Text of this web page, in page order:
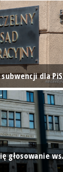
dla PiS
głosowanie